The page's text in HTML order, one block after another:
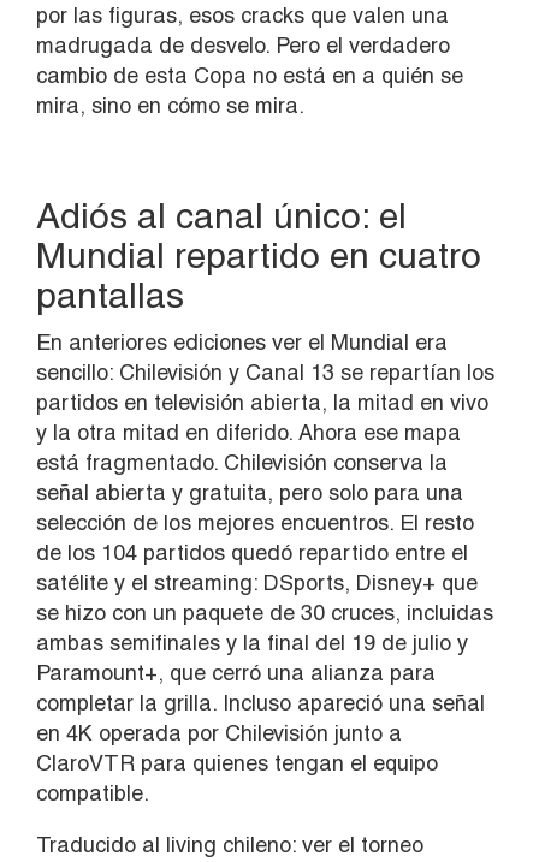
por las figuras, esos cracks que valen una
madrugada de desvelo. Pero el verdadero
cambio de esta Copa no está en a quién se
mira, sino en cómo se mira.
Adiós al canal único: el
Mundial repartido en cuatro
pantallas
En anteriores ediciones ver el Mundial era
sencillo: Chilevisión y Canal 13 se repartían los
partidos en televisión abierta, la mitad en vivo
y la otra mitad en diferido. Ahora ese mapa
está fragmentado. Chilevisión conserva la
señal abierta y gratuita, pero solo para una
selección de los mejores encuentros. El resto
de los 104 partidos quedó repartido entre el
satélite y el streaming: DSports, Disney+ que
se hizo con un paquete de 30 cruces, incluidas
ambas semifinales y la final del 19 de julio y
Paramount+, que cerró una alianza para
completar la grilla. Incluso apareció una señal
en 4K operada por Chilevisión junto a
ClaroVTR para quienes tengan el equipo
compatible.
Traducido al living chileno: ver el torneo